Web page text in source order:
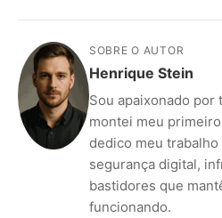
SOBRE O AUTOR
Henrique Stein
Sou apaixonado por
montei meu
dedico meu
segurança digital,
bastidores que
funcionando.